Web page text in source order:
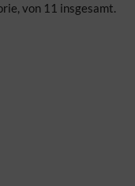
von 11 insgesamt.